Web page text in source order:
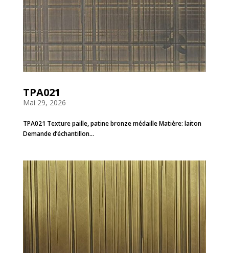
TPA021
Mai 29, 2026
TPA021 Texture paille, patine bronze médaille Matière: laiton
Demande d’échantillon...